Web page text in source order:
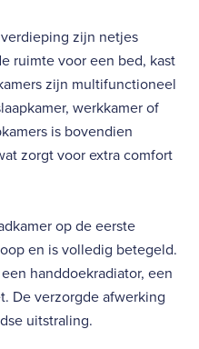
zijn netjes
ruimte voor een bed, kast
zijn multifunctioneel
werkkamer of
is bovendien
zorgt voor extra comfort
op de eerste
en is volledig betegeld.
handdoekradiator, een
De verzorgde afwerking
uitstraling.